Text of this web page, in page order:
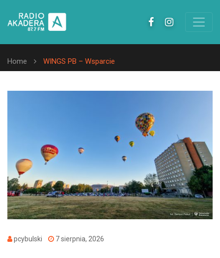
Home WINGS PB – Wsparcie
pcybulski 7 sierpnia, 2026